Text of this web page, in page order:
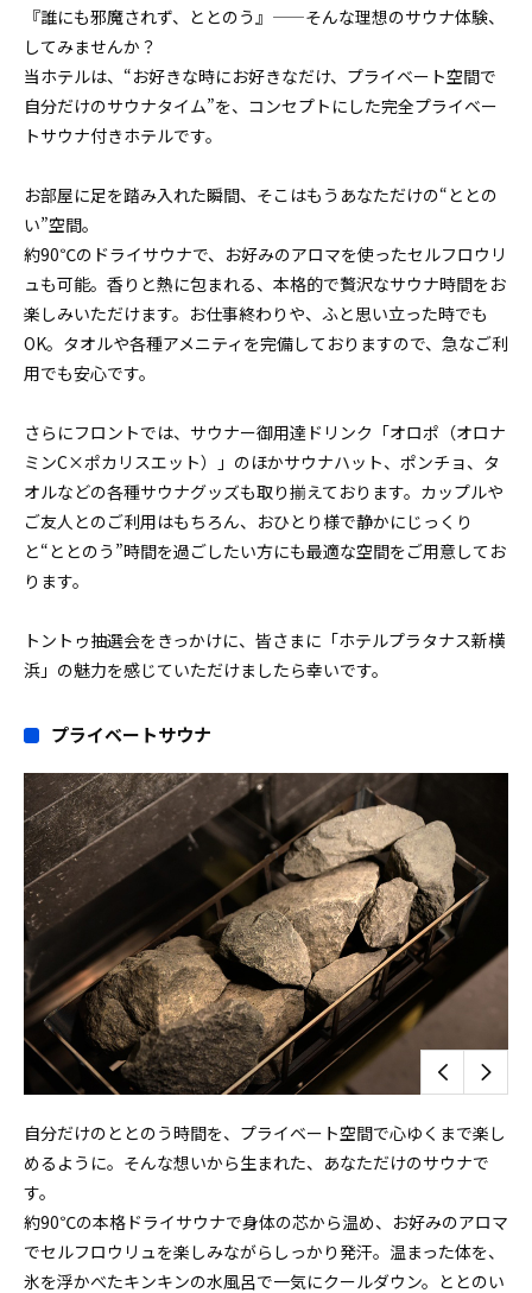
『誰にも邪魔されず、ととのう』——そんな理想のサウナ体験、
してみませんか？
当ホテルは、“お好きな時にお好きなだけ、プライベート空間で
自分だけのサウナタイム”を、コンセプトにした完全プライベー
トサウナ付きホテルです。
お部屋に足を踏み入れた瞬間、そこはもうあなただけの“ととの
い”空間。
約90℃のドライサウナで、お好みのアロマを使ったセルフロウリ
ュも可能。香りと熱に包まれる、本格的で贅沢なサウナ時間をお
楽しみいただけます。お仕事終わりや、ふと思い立った時でも
OK。タオルや各種アメニティを完備しておりますので、急なご利
用でも安心です。
さらにフロントでは、サウナー御用達ドリンク「オロポ（オロナ
ミンC×ポカリスエット）」のほかサウナハット、ポンチョ、タ
オルなどの各種サウナグッズも取り揃えております。カップルや
ご友人とのご利用はもちろん、おひとり様で静かにじっくり
と“ととのう”時間を過ごしたい方にも最適な空間をご用意してお
ります。
トントゥ抽選会をきっかけに、皆さまに「ホテルプラタナス新横
浜」の魅力を感じていただけましたら幸いです。
プライベートサウナ
自分だけのととのう時間を、プライベート空間で心ゆくまで楽し
めるように。そんな想いから生まれた、あなただけのサウナで
す。
約90℃の本格ドライサウナで身体の芯から温め、お好みのアロマ
でセルフロウリュを楽しみながらしっかり発汗。温まった体を、
氷を浮かべたキンキンの水風呂で一気にクールダウン。ととのい